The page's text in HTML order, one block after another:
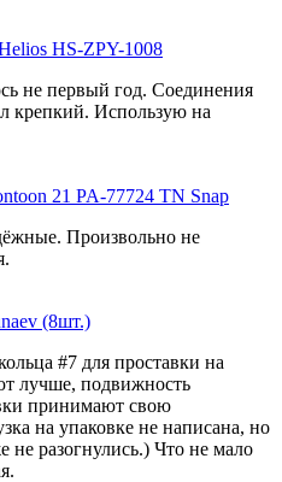
HS-ZPY-1008
не первый год. Соединения
крепкий. Использую на
21 PA-77724 TN Snap
Произвольно не
(8шт.)
#7 для проставки на
лучше, подвижность
принимают свою
на упаковке не написана, но
разогнулись.) Что не мало